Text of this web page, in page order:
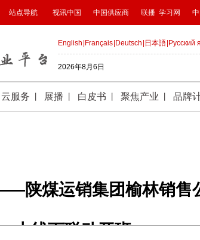
陕煤运销集团榆林销售
上线下联动开班